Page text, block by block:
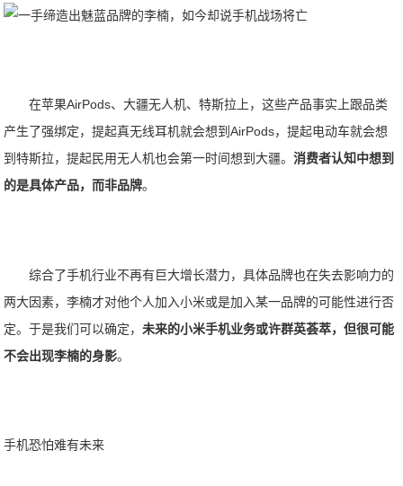
在苹果AirPods、大疆无人机、特斯拉上，这些产品事实上跟品类
产生了强绑定，提起真无线耳机就会想到AirPods，提起电动车就会想
到特斯拉，提起民用无人机也会第一时间想到大疆。消费者认知中想到
的是具体产品，而非品牌。
综合了手机行业不再有巨大增长潜力，具体品牌也在失去影响力的
两大因素，李楠才对他个人加入小米或是加入某一品牌的可能性进行否
定。于是我们可以确定，未来的小米手机业务或许群英荟萃，但很可能
不会出现李楠的身影。
手机恐怕难有未来